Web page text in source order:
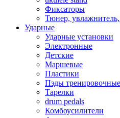
Фиксаторы
Тюнер,
Ударные
Ударные установки
Электронные
Детские
Маршевые
Пластики
Пэды тренировочные
Тарелки
drum pedals
Комбоусилители